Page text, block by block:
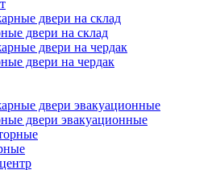
двери на склад
двери на чердак
двери эвакуационные